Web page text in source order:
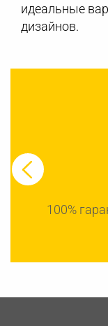
идеальные
дизайнов.
100%